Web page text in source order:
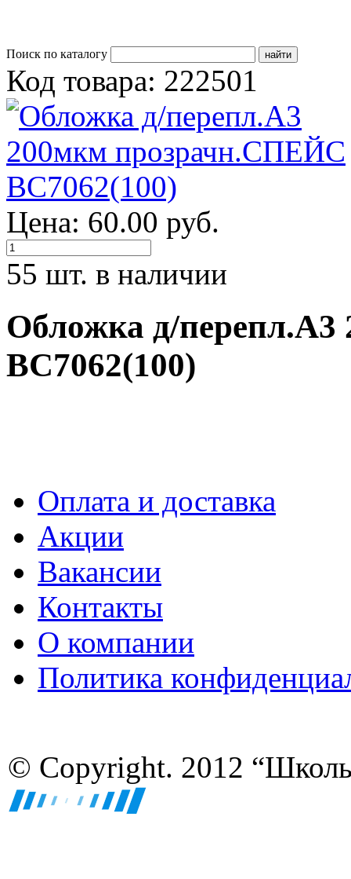
Поиск по каталогу
Код товара: 222501
Цена: 60.00 руб.
55 шт. в наличии
Обложка д/
ВС7062(100)
Оплата и доставка
Акции
Вакансии
Контакты
О компании
Политика
© Copyright. 2012